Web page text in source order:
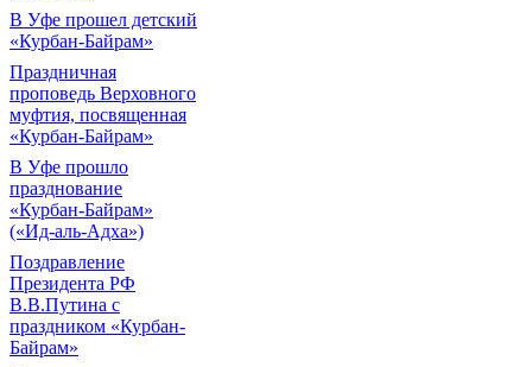
В Уфе прошел детский
«Курбан-Байрам»
Праздничная
проповедь Верховного
муфтия, посвященная
«Курбан-Байрам»
В Уфе прошло
празднование
«Курбан-Байрам»
(«Ид-аль-Адха»)
Поздравление
Президента РФ
В.В.Путина с
праздником «Курбан-
Байрам»